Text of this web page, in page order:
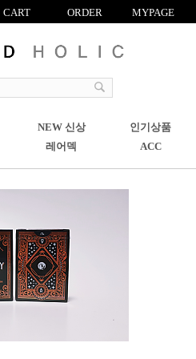
CART ORDER MYPAGE
R
NEW 신상
인기상품
레어덱 ACC